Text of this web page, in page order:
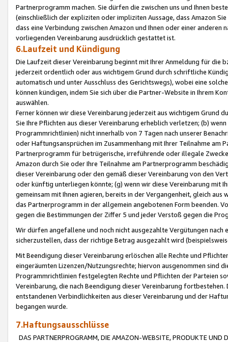
Partnerprogramm machen. Sie dürfen die zwischen uns und Ihnen
(einschließlich der expliziten oder impliziten Aussage, dass Amazon
dass eine Verbindung zwischen Amazon und Ihnen oder einer
vorliegenden Vereinbarung ausdrücklich gestattet ist.
6.Laufzeit und Kündigung
Die Laufzeit dieser Vereinbarung beginnt mit Ihrer Anmeldung für die
jederzeit ordentlich oder aus wichtigem Grund durch schriftliche
automatisch und unter Ausschluss des Gerichtswegs), wobei eine
können kündigen, indem Sie sich über die Partner-Website in Ihrem
auswählen.
Ferner können wir diese Vereinbarung jederzeit aus wichtigem Grund
Sie Ihre Pflichten aus dieser Vereinbarung erheblich verletzen; (b)
Programmrichtlinien) nicht innerhalb von 7 Tagen nach unserer
oder Haftungsansprüchen im Zusammenhang mit Ihrer Teilnahme am
Partnerprogramm für betrügerische, irreführende oder illegale
Amazon durch Sie oder Ihre Teilnahme am Partnerprogramm
dieser Vereinbarung oder den gemäß dieser Vereinbarung von den
oder künftig unterliegen könnte; (g) wenn wir diese Vereinbarung mit
gemeinsam mit Ihnen agieren, bereits in der Vergangenheit, gleich
das Partnerprogramm in der allgemein angebotenen Form beenden.
gegen die Bestimmungen der Ziffer 5 und jeder Verstoß gegen die
Wir dürfen angefallene und noch nicht ausgezahlte Vergütungen
sicherzustellen, dass der richtige Betrag ausgezahlt wird
Mit Beendigung dieser Vereinbarung erlöschen alle Rechte und
eingeräumten Lizenzen/Nutzungsrechte; hiervon ausgenommen sind
Programmrichtlinien festgelegten Rechte und Pflichten der Parteien
Vereinbarung, die nach Beendigung dieser Vereinbarung
entstandenen Verbindlichkeiten aus dieser Vereinbarung und der
begangen wurde.
7.Haftungsausschlüsse
DAS PARTNERPROGRAMM, DIE AMAZON-WEBSITE, PRODUKTE UND